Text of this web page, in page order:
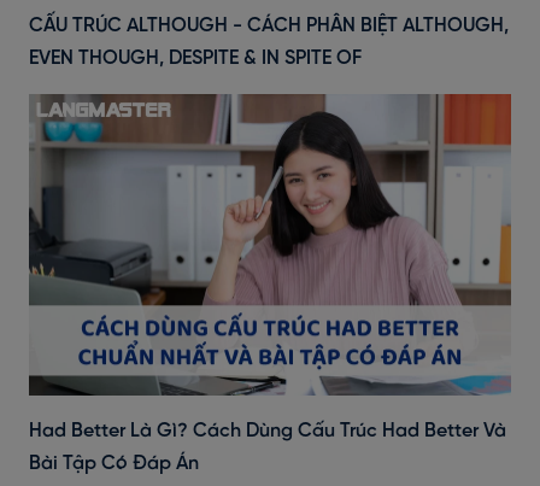
CẤU TRÚC ALTHOUGH - CÁCH PHÂN BIỆT ALTHOUGH,
EVEN THOUGH, DESPITE & IN SPITE OF
Had Better Là Gì? Cách Dùng Cấu Trúc Had Better Và
Bài Tập Có Đáp Án